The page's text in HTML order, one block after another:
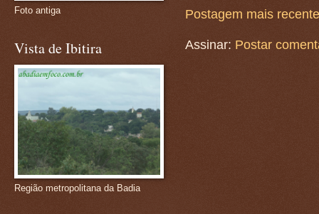
Postagem mais recente
Assinar: Postar
Foto antiga
Vista de Ibitira
Região metropolitana da Badia